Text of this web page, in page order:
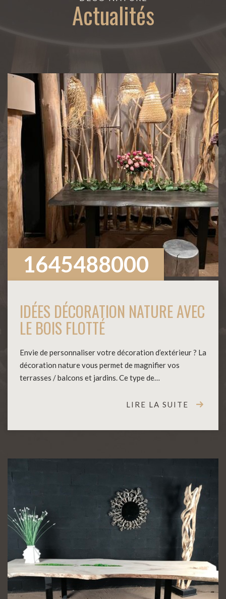
Actualités
1645488000
IDÉES DÉCORATION NATURE AVEC
LE BOIS FLOTTÉ
Envie de personnaliser votre décoration d’extérieur ? La
décoration nature vous permet de magnifier vos
terrasses / balcons et jardins. Ce type de…
LIRE LA SUITE